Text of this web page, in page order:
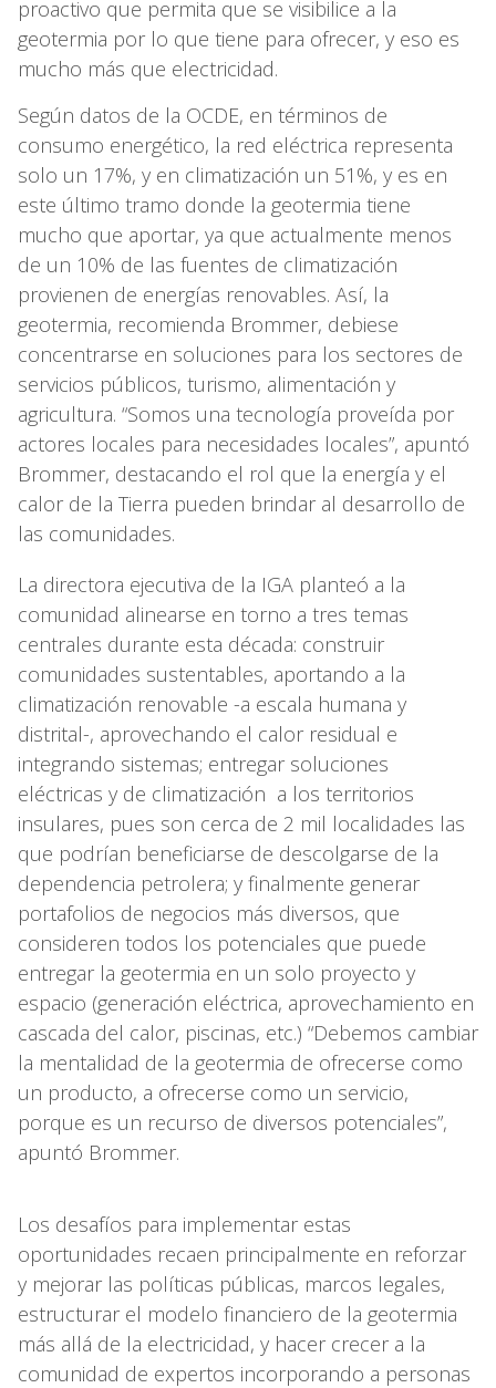
proactivo que permita que se visibilice a la
geotermia por lo que tiene para ofrecer, y eso es
mucho más que electricidad.
Según datos de la OCDE, en términos de
consumo energético, la red eléctrica representa
solo un 17%, y en climatización un 51%, y es en
este último tramo donde la geotermia tiene
mucho que aportar, ya que actualmente menos
de un 10% de las fuentes de climatización
provienen de energías renovables. Así, la
geotermia, recomienda Brommer, debiese
concentrarse en soluciones para los sectores de
servicios públicos, turismo, alimentación y
agricultura. “Somos una tecnología proveída por
actores locales para necesidades locales”, apuntó
Brommer, destacando el rol que la energía y el
calor de la Tierra pueden brindar al desarrollo de
las comunidades.
La directora ejecutiva de la IGA planteó a la
comunidad alinearse en torno a tres temas
centrales durante esta década: construir
comunidades sustentables, aportando a la
climatización renovable -a escala humana y
distrital-, aprovechando el calor residual e
integrando sistemas; entregar soluciones
eléctricas y de climatización a los territorios
insulares, pues son cerca de 2 mil localidades las
que podrían beneficiarse de descolgarse de la
dependencia petrolera; y finalmente generar
portafolios de negocios más diversos, que
consideren todos los potenciales que puede
entregar la geotermia en un solo proyecto y
espacio (generación eléctrica, aprovechamiento en
cascada del calor, piscinas, etc.) “Debemos cambiar
la mentalidad de la geotermia de ofrecerse como
un producto, a ofrecerse como un servicio,
porque es un recurso de diversos potenciales”,
apuntó Brommer.
Los desafíos para implementar estas
oportunidades recaen principalmente en reforzar
y mejorar las políticas públicas, marcos legales,
estructurar el modelo financiero de la geotermia
más allá de la electricidad, y hacer crecer a la
comunidad de expertos incorporando a personas